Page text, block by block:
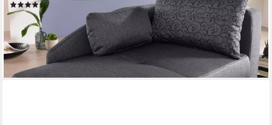
(540)
399,99 € 499,99 €
-20%
lieferbar in 4 Wochen
+1